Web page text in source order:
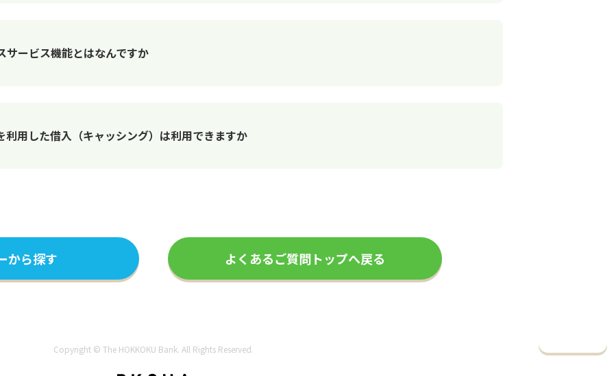
ービス機能とはなんですか
用した借入（キャッシング）は利用できますか
から探す よくあるご質問トップへ戻る
Copyright © The HOKKOKU Bank. All Rights Reserved.